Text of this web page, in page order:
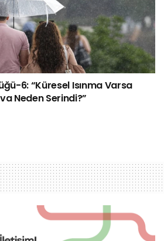
6: “Küresel Isınma Varsa
Neden Serindi?”